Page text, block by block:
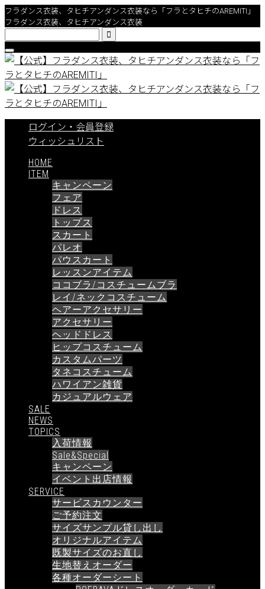
フラダンス衣装、タヒチアンダンス衣装なら「フラとタヒチのAREMITI」
フラダンス衣装、タヒチアンダンス衣装

ログイン・会員登録
ウィッシュリスト
HOME
ITEM
キャンペーン
フェア
ドレス
トップス
スカート
パレオ
パウスカート
レッスンアイテム
ココブラ/コスチュームブラ
レイ/ネックコスチューム
ヘアーアクセサリー
アクセサリー
ヘッドドレス
ヒップコスチューム
カスタムパーツ
タネコスチューム
ハワイアン雑貨
カジュアルウェア
SALE
NEWS
TOPICS
入荷情報
Sale&Special
キャンペーン
イベント出店情報
SERVICE
サービスカウンター
ご予約注文
サイズサンプル貸し出し
オリジナルアイテム
既製サイズのお直し
生地替えオーダー
各種オーダーシート